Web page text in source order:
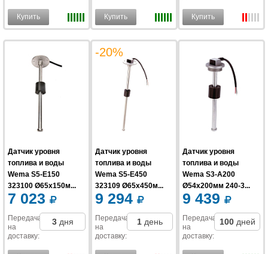
Купить Купить Купить
Датчик уровня
топлива и воды
Wema S5-E150
323100 Ø65x150м...
7 023
Передача
на
доставку:
3 дня
-20%
Датчик уровня
топлива и воды
Wema S5-E450
323109 Ø65x450м...
9 294
Передача
на
доставку:
1 день
Датчик уровня
топлива и воды
Wema S3-A200
Ø54x200мм 240-3...
9 439
Передача
на
доставку:
100 дней